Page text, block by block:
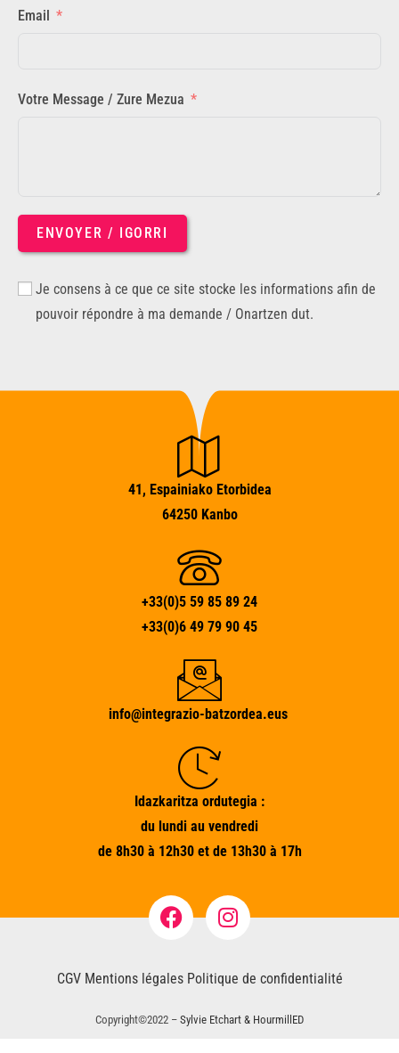
Email
Votre Message / Zure Mezua
ENVOYER / IGORRI
Je consens à ce que ce site stocke les informations afin de
pouvoir répondre à ma demande / Onartzen dut.
41, Espainiako Etorbidea
64250 Kanbo
+33(0)5 59 85 89 24
+33(0)6 49 79 90 45
info@integrazio-batzordea.eus
Idazkaritza ordutegia :
du lundi au vendredi
de 8h30 à 12h30 et de 13h30 à 17h
CGV Mentions légales Politique de confidentialité
Copyright©2022 – Sylvie Etchart & HourmillED